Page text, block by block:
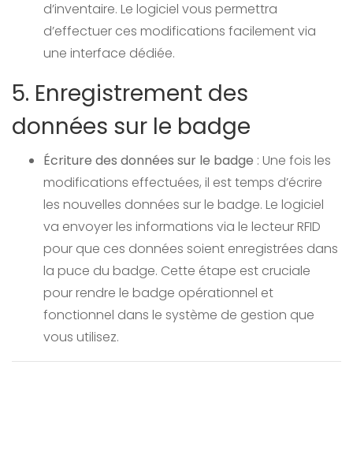
d’inventaire. Le logiciel vous permettra
d’effectuer ces modifications facilement via
une interface dédiée.
5. Enregistrement des
données sur le badge
Écriture des données sur le badge : Une fois les
modifications effectuées, il est temps d’écrire
les nouvelles données sur le badge. Le logiciel
va envoyer les informations via le lecteur RFID
pour que ces données soient enregistrées dans
la puce du badge. Cette étape est cruciale
pour rendre le badge opérationnel et
fonctionnel dans le système de gestion que
vous utilisez.